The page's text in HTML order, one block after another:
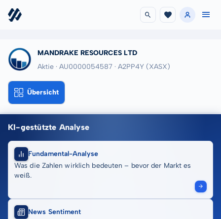
MANDRAKE RESOURCES LTD
Aktie · AU0000054587 · A2PP4Y (XASX)
Übersicht
KI-gestützte Analyse
Fundamental-Analyse
Was die Zahlen wirklich bedeuten – bevor der Markt es
weiß.
News Sentiment